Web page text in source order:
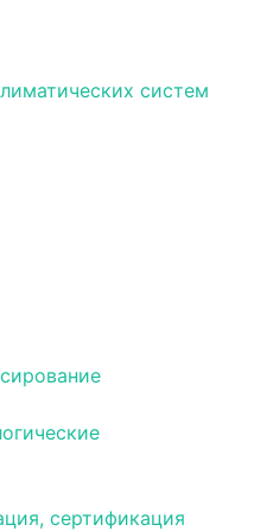
систем
сертификация